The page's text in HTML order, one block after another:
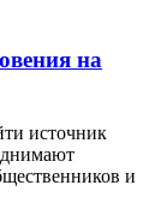
на
источник
и